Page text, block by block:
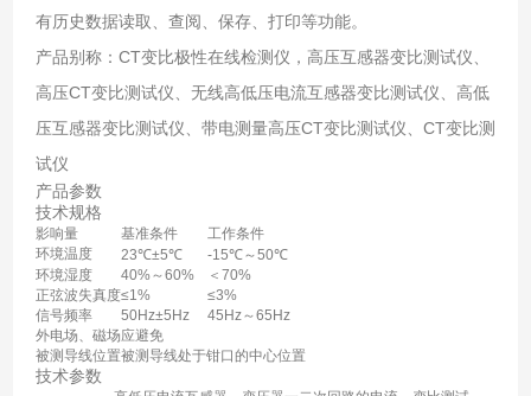
有历史数据读取、查阅、保存、打印等功能。
产品别称：CT变比极性在线检测仪，高压互感器变比测试仪、
高压CT变比测试仪、无线高低压电流互感器变比测试仪、高低
压互感器变比测试仪、带电测量高压CT变比测试仪、CT变比测
试仪
产品参数
技术规格
影响量 基准条件
工作条件
环境温度
23℃±5℃
-15℃～50℃
环境湿度
40%～60%
＜70%
正弦波失真度≤1%
≤3%
信号频率
50Hz±5Hz
45Hz～65Hz
外电场、磁场应避免
被测导线位置被测导线处于钳口的中心位置
技术参数